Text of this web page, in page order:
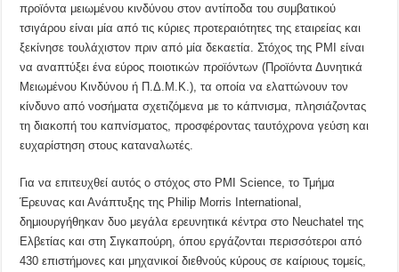
προϊόντα μειωμένου κινδύνου στον αντίποδα του συμβατικού
τσιγάρου είναι μία από τις κύριες προτεραιότητες της εταιρείας και
ξεκίνησε τουλάχιστον πριν από μία δεκαετία. Στόχος της PMI είναι
να αναπτύξει ένα εύρος ποιοτικών προϊόντων (Προϊόντα Δυνητικά
Μειωμένου Κινδύνου ή Π.Δ.Μ.Κ.), τα οποία να ελαττώνουν τον
κίνδυνο από νοσήματα σχετιζόμενα με το κάπνισμα, πλησιάζοντας
τη διακοπή του καπνίσματος, προσφέροντας ταυτόχρονα γεύση και
ευχαρίστηση στους καταναλωτές.
Για να επιτευχθεί αυτός ο στόχος στο PMI Science, το Τμήμα
Έρευνας και Ανάπτυξης της Philip Morris International,
δημιουργήθηκαν δυο μεγάλα ερευνητικά κέντρα στο Neuchatel της
Ελβετίας και στη Σιγκαπούρη, όπου εργάζονται περισσότεροι από
430 επιστήμονες και μηχανικοί διεθνούς κύρους σε καίριους τομείς,